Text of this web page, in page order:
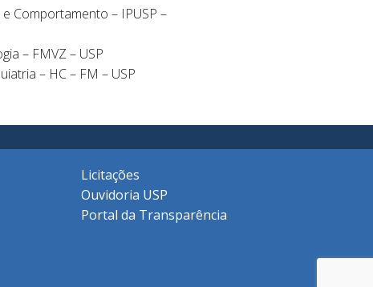
Comportamento – IPUSP –
– FMVZ – USP
– HC – FM – USP
Licitações
Ouvidoria USP
Portal da Transparência